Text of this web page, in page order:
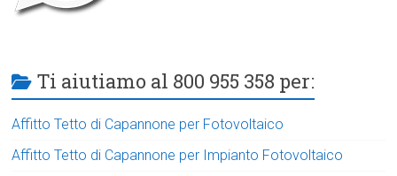
Ti aiutiamo al 800 955 358 per:
Affitto Tetto di Capannone per Fotovoltaico
Affitto Tetto di Capannone per Impianto Fotovoltaico